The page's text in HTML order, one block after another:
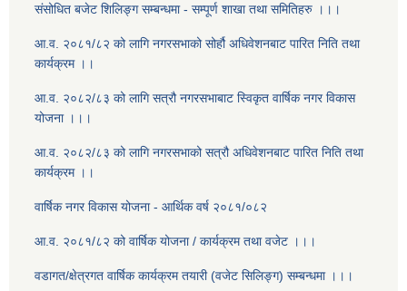
संसोधित बजेट शिलिङ्ग सम्बन्धमा - सम्पूर्ण शाखा तथा समितिहरु ।।।
आ.व. २०८१/८२ को लागि नगरसभाको सोर्हौ अधिवेशनबाट पारित निति तथा
कार्यक्रम ।।
आ.व. २०८२/८३ को लागि सत्रौ नगरसभाबाट स्विकृत वार्षिक नगर विकास
योजना ।।।
आ.व. २०८२/८३ को लागि नगरसभाको सत्रौ अधिवेशनबाट पारित निति तथा
कार्यक्रम ।।
वार्षिक नगर विकास योजना - आर्थिक वर्ष २०८१/०८२
आ.व. २०८१/८२ को वार्षिक योजना / कार्यक्रम तथा वजेट ।।।
वडागत/क्षेत्रगत वार्षिक कार्यक्रम तयारी (वजेट सिलिङ्ग) सम्बन्धमा ।।।